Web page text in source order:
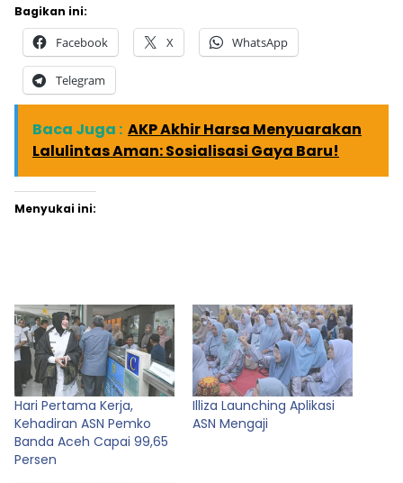
Bagikan ini:
Facebook X WhatsApp
Telegram
Baca Juga : AKP Akhir Harsa Menyuarakan
Lalulintas Aman: Sosialisasi Gaya Baru!
Menyukai ini:
Hari Pertama Kerja,
Kehadiran ASN Pemko
Banda Aceh Capai 99,65
Persen
Illiza Launching Aplikasi
ASN Mengaji